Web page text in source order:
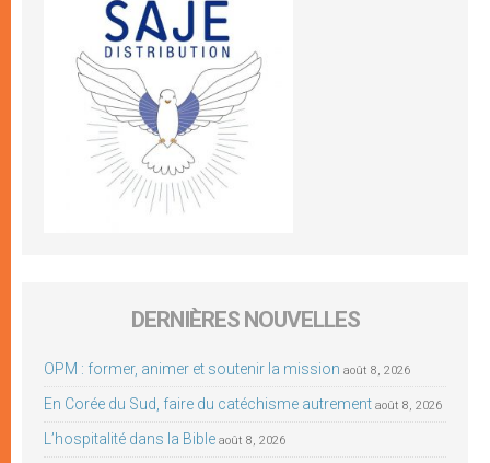
DERNIÈRES NOUVELLES
OPM : former, animer et soutenir la mission août 8, 2026
En Corée du Sud, faire du catéchisme autrement août 8, 2026
L’hospitalité dans la Bible août 8, 2026